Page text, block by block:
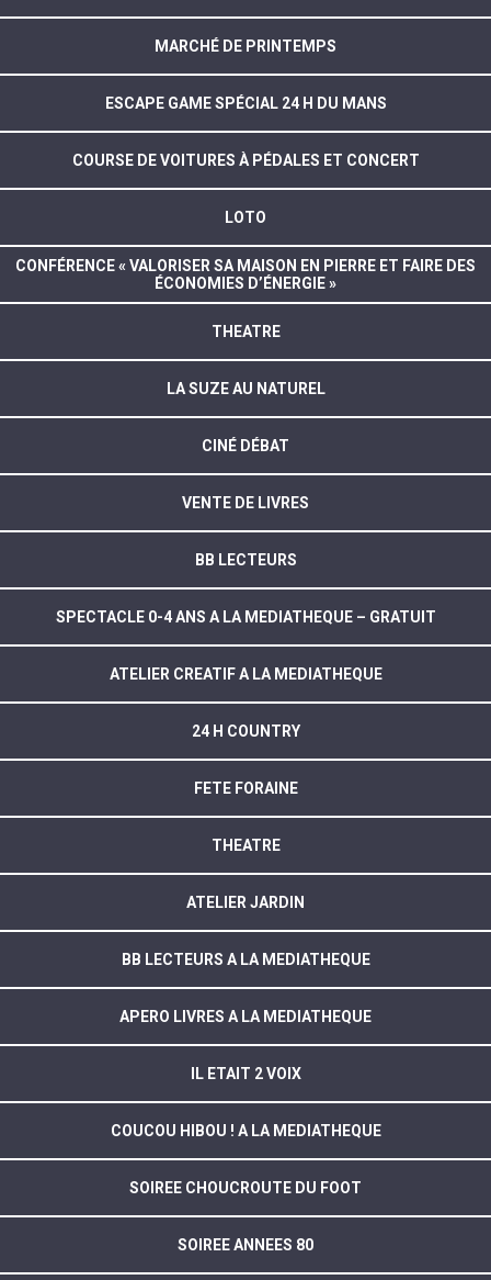
MARCHÉ DE PRINTEMPS
ESCAPE GAME SPÉCIAL 24 H DU MANS
COURSE DE VOITURES À PÉDALES ET CONCERT
LOTO
CONFÉRENCE « VALORISER SA MAISON EN PIERRE ET FAIRE DES
ÉCONOMIES D’ÉNERGIE »
THEATRE
LA SUZE AU NATUREL
CINÉ DÉBAT
VENTE DE LIVRES
BB LECTEURS
SPECTACLE 0-4 ANS A LA MEDIATHEQUE – GRATUIT
ATELIER CREATIF A LA MEDIATHEQUE
24 H COUNTRY
FETE FORAINE
THEATRE
ATELIER JARDIN
BB LECTEURS A LA MEDIATHEQUE
APERO LIVRES A LA MEDIATHEQUE
IL ETAIT 2 VOIX
COUCOU HIBOU ! A LA MEDIATHEQUE
SOIREE CHOUCROUTE DU FOOT
SOIREE ANNEES 80